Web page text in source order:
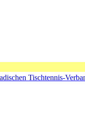
Tischtennis-